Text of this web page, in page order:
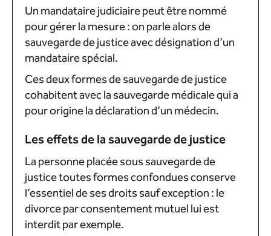
Un mandataire judiciaire peut être nommé
pour gérer la mesure : on parle alors de
sauvegarde de justice avec désignation d’un
mandataire spécial.
Ces deux formes de sauvegarde de justice
cohabitent avec la sauvegarde médicale qui a
pour origine la déclaration d’un médecin.
Les effets de la sauvegarde de justice
La personne placée sous sauvegarde de
justice toutes formes confondues conserve
l’essentiel de ses droits sauf exception : le
divorce par consentement mutuel lui est
interdit par exemple.